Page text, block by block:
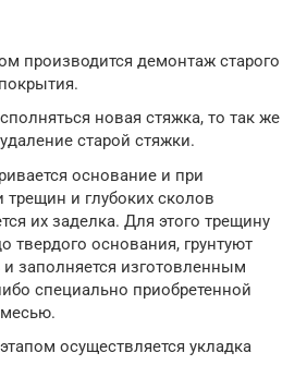
производится демонтаж старого
новая стяжка, то так же
старой стяжки.
основание и при
трещин и глубоких сколов
их заделка. Для этого трещину
твердого основания, грунтуют
и заполняется изготовленным
специально приобретенной
осуществляется укладка